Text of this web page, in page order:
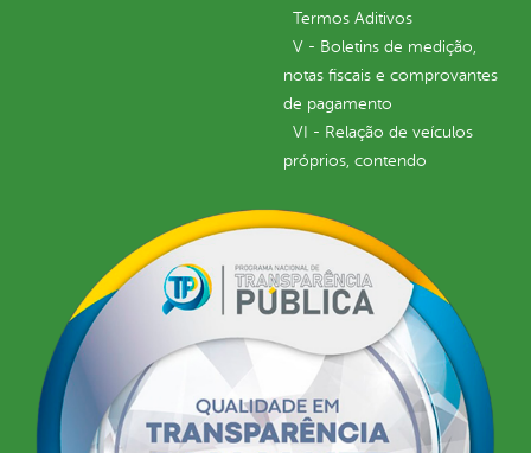
Termos Aditivos
V - Boletins de medição,
notas fiscais e comprovantes
de pagamento
VI - Relação de veículos
próprios, contendo